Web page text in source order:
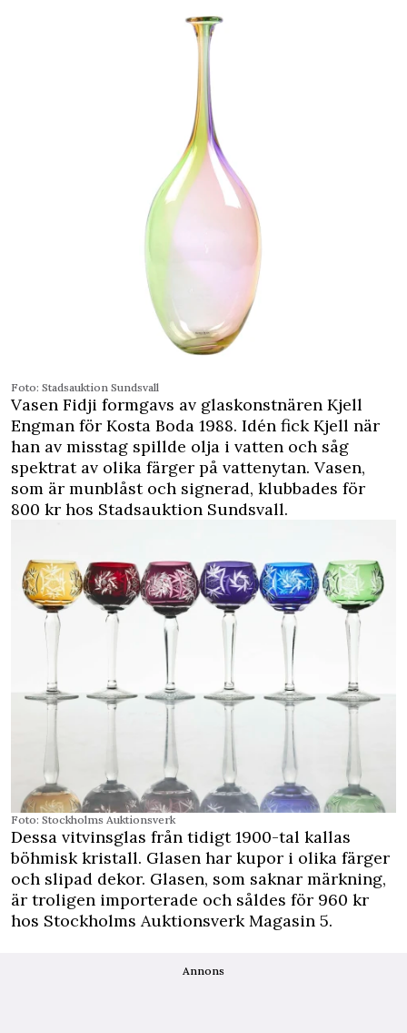
Foto: Stadsauktion Sundsvall
Vasen Fidji formgavs av glaskonstnären Kjell
Engman för Kosta Boda 1988. Idén fick Kjell när
han av misstag spillde olja i vatten och såg
spektrat av olika färger på vattenytan. Vasen,
som är munblåst och signerad, klubbades för
800 kr hos Stadsauktion Sundsvall.
Foto: Stockholms Auktionsverk
Dessa vitvinsglas från tidigt 1900-tal kallas
böhmisk kristall. Glasen har kupor i olika färger
och slipad dekor. Glasen, som saknar märkning,
är troligen ­importerade och såldes för 960 kr
hos Stockholms Auktionsverk Magasin 5.
Annons